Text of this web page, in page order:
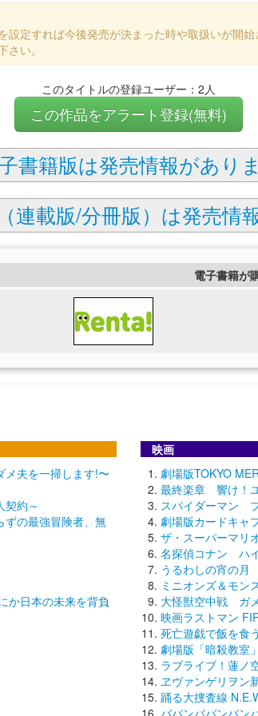
定すれば今後発売が決まった時や取扱いが開始
い。
このタイトルの登録ユーザー：2人
この作品をアラート登録(無料)
書籍版は発売情報があり
連載版/分冊版）は発売情
電子書籍が
メ夫を一掃します!〜
契約～
ずの最強冒険者、無
か日本の未来を背負
映画
劇場版TOKYO
最終楽章 響け！
スパイダーマン
劇場版カードキャ
ザ・スーパーマリ
名探偵コナン ハ
うるわしの宵の月
ミニオンズ＆モン
大怪獣空中戦 ガ
映画ラストマン
死亡遊戯で飯を食
劇場版「暗殺教室
ラブライブ！蓮ノ
ヱヴァンゲリヲン
踊る大捜査線
ババンババンバン